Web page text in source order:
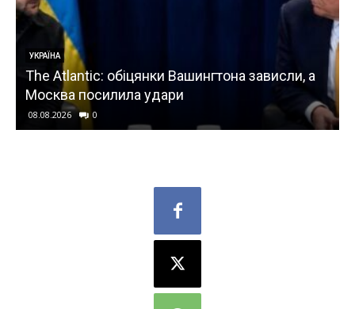
УКРАЇНА
The Atlantic: обіцянки Вашингтона зависли, а
Москва посилила удари
08.08.2026 0